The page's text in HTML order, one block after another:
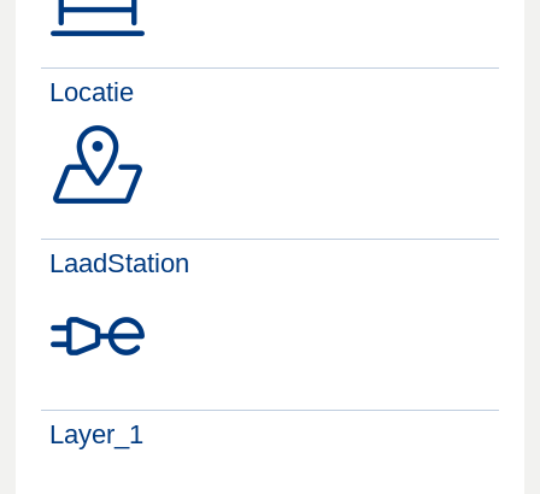
Locatie
LaadStation
Layer_1